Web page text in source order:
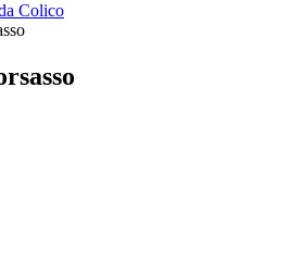
Colico